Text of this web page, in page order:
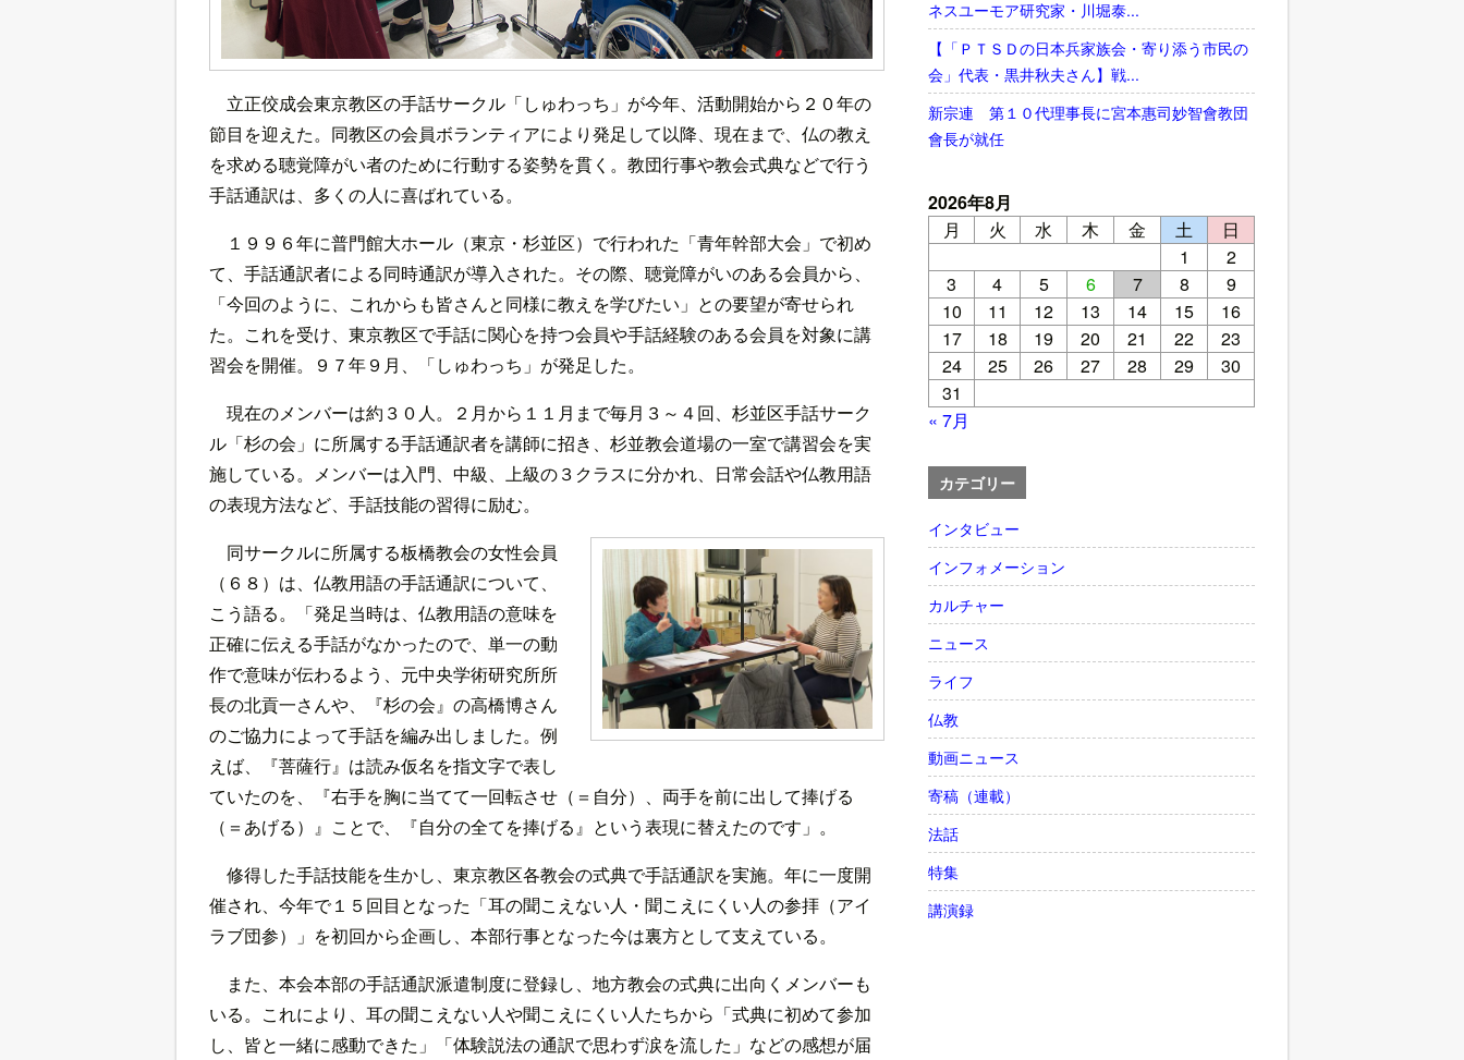
立正佼成会東京教区の手話サークル「しゅわっち」が今年、活動開始から２０年の
節目を迎えた。同教区の会員ボランティアにより発足して以降、現在まで、仏の教え
を求める聴覚障がい者のために行動する姿勢を貫く。教団行事や教会式典などで行う
手話通訳は、多くの人に喜ばれている。
１９９６年に普門館大ホール（東京・杉並区）で行われた「青年幹部大会」で初め
て、手話通訳者による同時通訳が導入された。その際、聴覚障がいのある会員から、
「今回のように、これからも皆さんと同様に教えを学びたい」との要望が寄せられ
た。これを受け、東京教区で手話に関心を持つ会員や手話経験のある会員を対象に講
習会を開催。９７年９月、「しゅわっち」が発足した。
現在のメンバーは約３０人。２月から１１月まで毎月３～４回、杉並区手話サーク
ル「杉の会」に所属する手話通訳者を講師に招き、杉並教会道場の一室で講習会を実
施している。メンバーは入門、中級、上級の３クラスに分かれ、日常会話や仏教用語
の表現方法など、手話技能の習得に励む。
同サークルに所属する板橋教会の女性会員
（６８）は、仏教用語の手話通訳について、
こう語る。「発足当時は、仏教用語の意味を
正確に伝える手話がなかったので、単一の動
作で意味が伝わるよう、元中央学術研究所所
長の北貢一さんや、『杉の会』の高橋博さん
のご協力によって手話を編み出しました。例
えば、『菩薩行』は読み仮名を指文字で表し
ていたのを、『右手を胸に当てて一回転させ（＝自分）、両手を前に出して捧げる
（＝あげる）』ことで、『自分の全てを捧げる』という表現に替えたのです」。
修得した手話技能を生かし、東京教区各教会の式典で手話通訳を実施。年に一度開
催され、今年で１５回目となった「耳の聞こえない人・聞こえにくい人の参拝（アイ
ラブ団参）」を初回から企画し、本部行事となった今は裏方として支えている。
また、本会本部の手話通訳派遣制度に登録し、地方教会の式典に出向くメンバーも
いる。これにより、耳の聞こえない人や聞こえにくい人たちから「式典に初めて参加
し、皆と一緒に感動できた」「体験説法の通訳で思わず涙を流した」などの感想が届
ネスユーモア研究家・川堀泰...
【「ＰＴＳＤの日本兵家族会・寄り添う市民の
会」代表・黒井秋夫さん】戦...
新宗連 第１０代理事長に宮本惠司妙智會教団
會長が就任
2026年8月
月
火 水 木 金 土
日
1
2
3
4 5 6 7 8
9
10
11 12 13 14 15
16
17
18 19 20 21 22
23
24
25 26 27 28 29
30
31
« 7月
カテゴリー
インタビュー
インフォメーション
カルチャー
ニュース
ライフ
仏教
動画ニュース
寄稿（連載）
法話
特集
講演録